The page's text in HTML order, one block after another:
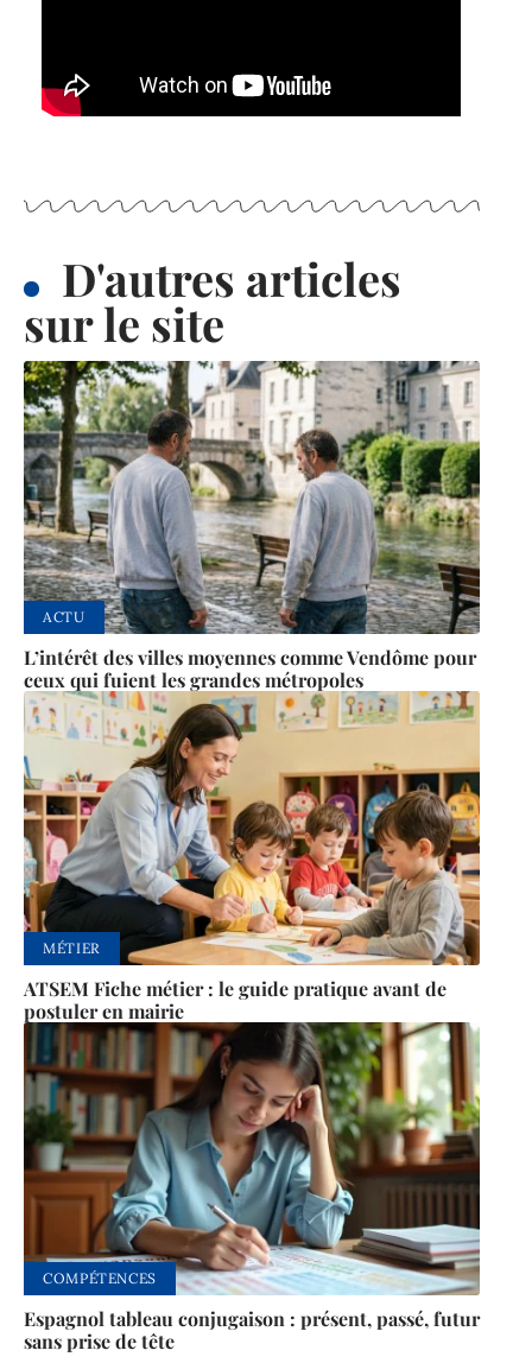
D'autres articles
sur le site
ACTU
L’intérêt des villes moyennes comme Vendôme pour
ceux qui fuient les grandes métropoles
MÉTIER
ATSEM Fiche métier : le guide pratique avant de
postuler en mairie
COMPÉTENCES
Espagnol tableau conjugaison : présent, passé, futur
sans prise de tête